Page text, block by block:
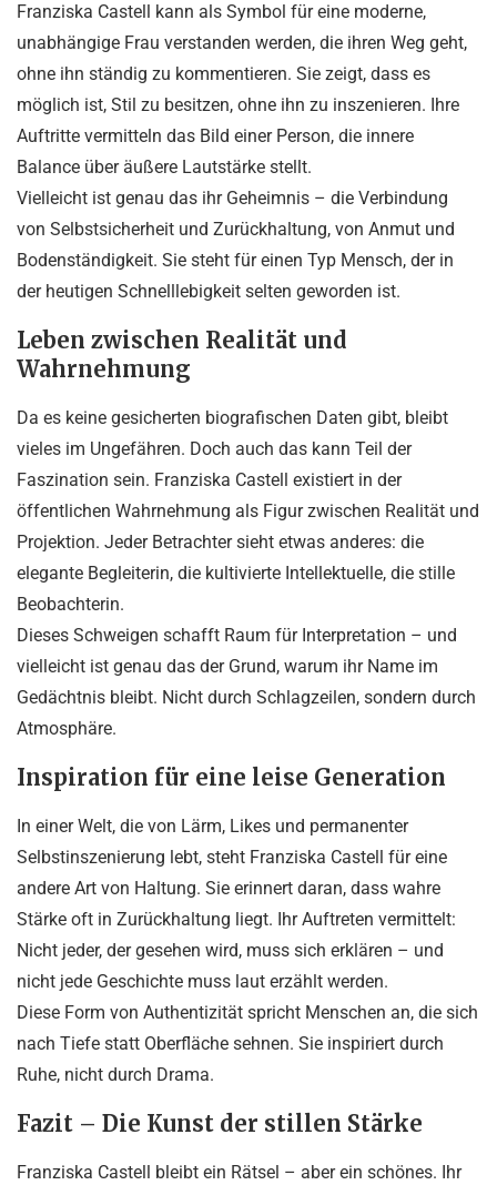
Franziska Castell kann als Symbol für eine moderne,
unabhängige Frau verstanden werden, die ihren Weg geht,
ohne ihn ständig zu kommentieren. Sie zeigt, dass es
möglich ist, Stil zu besitzen, ohne ihn zu inszenieren. Ihre
Auftritte vermitteln das Bild einer Person, die innere
Balance über äußere Lautstärke stellt.
Vielleicht ist genau das ihr Geheimnis – die Verbindung
von Selbstsicherheit und Zurückhaltung, von Anmut und
Bodenständigkeit. Sie steht für einen Typ Mensch, der in
der heutigen Schnelllebigkeit selten geworden ist.
Leben zwischen Realität und
Wahrnehmung
Da es keine gesicherten biografischen Daten gibt, bleibt
vieles im Ungefähren. Doch auch das kann Teil der
Faszination sein. Franziska Castell existiert in der
öffentlichen Wahrnehmung als Figur zwischen Realität und
Projektion. Jeder Betrachter sieht etwas anderes: die
elegante Begleiterin, die kultivierte Intellektuelle, die stille
Beobachterin.
Dieses Schweigen schafft Raum für Interpretation – und
vielleicht ist genau das der Grund, warum ihr Name im
Gedächtnis bleibt. Nicht durch Schlagzeilen, sondern durch
Atmosphäre.
Inspiration für eine leise Generation
In einer Welt, die von Lärm, Likes und permanenter
Selbstinszenierung lebt, steht Franziska Castell für eine
andere Art von Haltung. Sie erinnert daran, dass wahre
Stärke oft in Zurückhaltung liegt. Ihr Auftreten vermittelt:
Nicht jeder, der gesehen wird, muss sich erklären – und
nicht jede Geschichte muss laut erzählt werden.
Diese Form von Authentizität spricht Menschen an, die sich
nach Tiefe statt Oberfläche sehnen. Sie inspiriert durch
Ruhe, nicht durch Drama.
Fazit – Die Kunst der stillen Stärke
Franziska Castell bleibt ein Rätsel – aber ein schönes. Ihr